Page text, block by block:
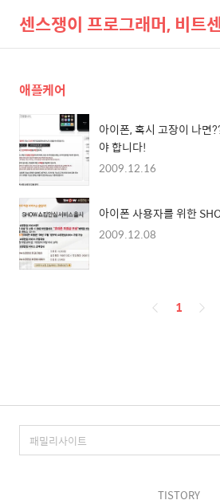
센스쟁이 프로그래머, 비트
애플케어
아이폰, 혹시 고장이 나면
야 합니다!
2009.12.16
아이폰 사용자를 위한
2009.12.08
페
1
TISTORY